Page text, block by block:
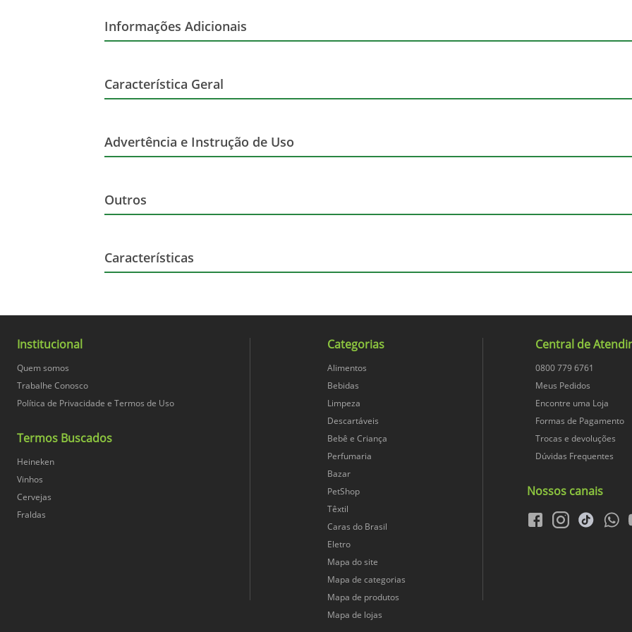
País de origem
Produtor Zuccardi
Informações Adicionais
Característica Geral
Marca
Altura (cm)
Conteúdo LiquidoConteúdo
Advertência e Instrução de Uso
Outros
Características
Harmonização
vermelhas grelhadas, como
riqueza dos taninos do
Institucional
Quem somos
Trabalhe Conosco
Política de Privacidade e Termos de Uso
Termos Buscados
Heineken
Vinhos
Cervejas
Fraldas
Categorias
Alimentos
Bebidas
Limpeza
Descartáveis
Bebê e Criança
Perfumaria
Bazar
PetShop
Têxtil
Caras do Brasil
Eletro
Mapa do site
Mapa de categorias
Mapa de produtos
Mapa de lojas
Central de
0800 779 6761
Meus Pedidos
Encontre uma Loja
Formas de Pagamento
Trocas e devoluções
Dúvidas Frequentes
Nossos canais
facebookinstagram
tiktok